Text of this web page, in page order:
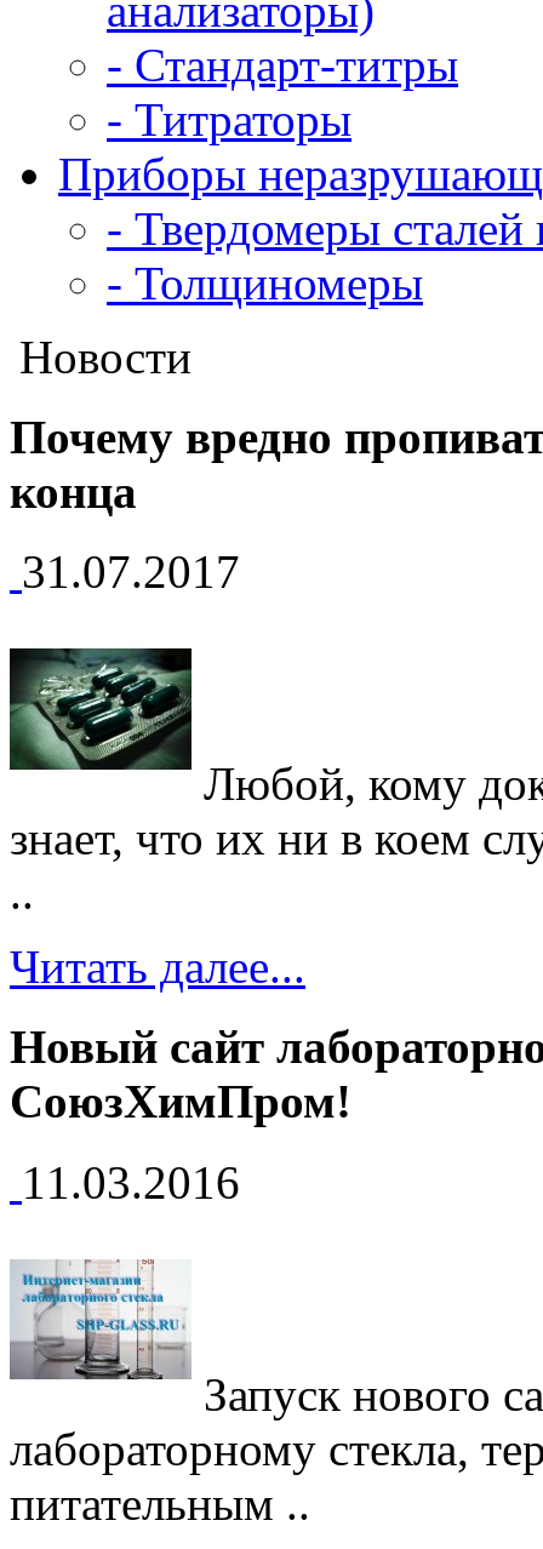
- Стандарт-титры
- Титраторы
Приборы
- Твердомеры сталей
- Толщиномеры
Новости
Почему вредно
конца
31.07.2017
Любой, кому
знает, что их ни в коем
..
Читать далее...
Новый сайт
СоюзХимПром!
11.03.2016
Запуск нового
лабораторному стекла,
питательным ..